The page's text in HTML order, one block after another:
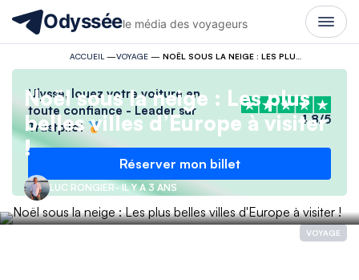
Odysséele média des voyageurs
ACCUEIL —VOYAGE—
Ulysse, louez votre voiture en
toute confiance - Leader sur
Trustpilot
4.8/5
Réserver mon billet
VOYAGE
Noël sous la neige : Les plus
belles villes d’Europe à visiter
!
LUC RONGIER- IL Y A 3 ANS